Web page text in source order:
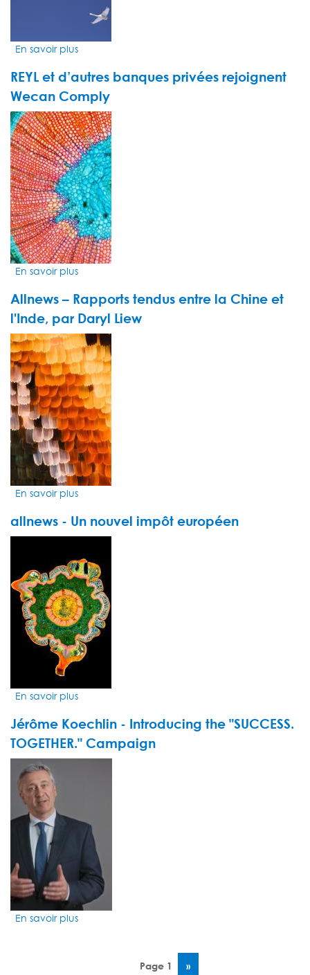
Footprint
En savoir plus
-
La
marque
REYL
sera
prééminente.
REYL et d’autres banques privées rejoignent
Wecan Comply
VIDEO
THUMBNAIL
En savoir plus
et
d’autres
banques
privées
rejoignent
Wecan
Comply
Allnews – Rapports tendus entre la Chine et
l'Inde, par Daryl Liew
VIDEO
THUMBNAIL
En savoir plus
–
Rapports
entre
la
Chine
et
l'Inde,
par
Daryl
allnews - Un nouvel impôt européen
En savoir plus
-
Un
Jérôme Koechlin - Introducing the "SUCCESS.
TOGETHER." Campaign
VIDEO
THUMBNAIL
En savoir plus
Page 1
Page
››